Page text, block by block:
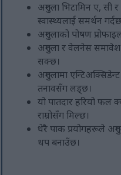
अरुगुला भिटामिन ए,
स्वास्थ्यलाई समर्थन
अरुगुलाको पोषण
अरुगुला र वेलनेस समावेश
सक्छ।
अरुगुलामा
तनावसँग लड्छ।
यो पातदार हरियो फल
राम्रोसँग मिल्छ।
धेरै पाक प्रयोगहरूले
थप बनाउँछ।